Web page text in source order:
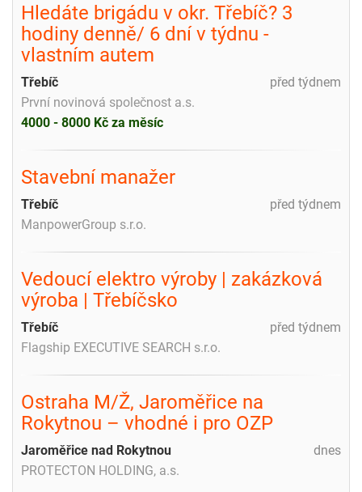
Hledáte brigádu v okr. Třebíč? 3
hodiny denně/ 6 dní v týdnu -
vlastním autem
před týdnem
Třebíč
První novinová společnost a.s.
4000 - 8000 Kč za měsíc
Stavební manažer
před týdnem
Třebíč
ManpowerGroup s.r.o.
Vedoucí elektro výroby | zakázková
výroba | Třebíčsko
před týdnem
Třebíč
Flagship EXECUTIVE SEARCH s.r.o.
Ostraha M/Ž, Jaroměřice na
Rokytnou – vhodné i pro OZP
dnes
Jaroměřice nad Rokytnou
PROTECTON HOLDING, a.s.